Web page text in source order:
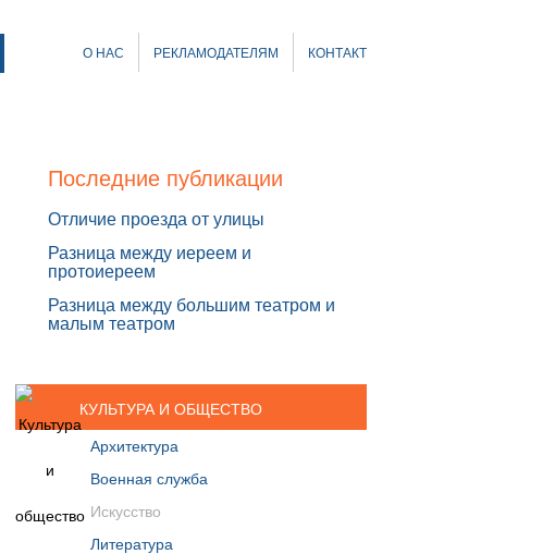
О НАС РЕКЛАМОДАТЕЛЯМ КОНТАКТ
Последние публикации
Отличие проезда от улицы
Разница между иереем и
протоиереем
Разница между большим театром и
малым театром
КУЛЬТУРА И ОБЩЕСТВО
Архитектура
Военная служба
Искусство
Литература